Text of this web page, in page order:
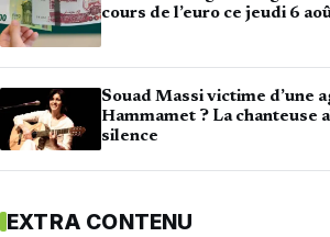
cours de l’euro ce jeudi 6
Souad Massi victime d’une
Hammamet ? La chanteuse
silence
EXTRA CONTENU